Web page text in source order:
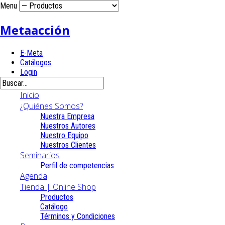
Menu
Metaacción
E-Meta
Catálogos
Login
Inicio
¿Quiénes Somos?
Nuestra Empresa
Nuestros Autores
Nuestro Equipo
Nuestros Clientes
Seminarios
Perfil de competencias
Agenda
Tienda | Online Shop
Productos
Catálogo
Términos y Condiciones